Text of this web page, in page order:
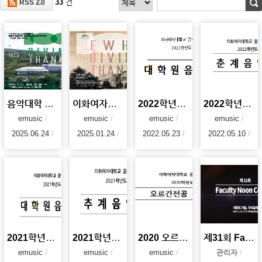
RSS 2.0 33 건
음악대학 창립 100주년 기념 음악회
emusic
2025.06.24
이화여자대학교 음악대학 100주년
emusic
2025.01.24
2022학년도 1학기 음악대학 대학원 음악회
emusic
2022.05.23
2022학년도 음악대학 춘계음악회
emusic
2022.05.10
2021학년도 음악대학 대학원음악회
emusic
2021학년도 음악대학 추계음악회
emusic
2020 오르간전공 음악회
emusic
제31회 Faculty Noon Concert '이화의 가을, 우리음악'
관리자